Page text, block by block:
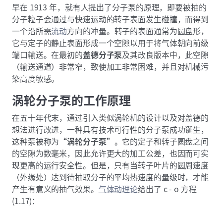
早在 1913 年，就有人提出了分子泵的原理，即要被抽的
分子粒子会通过与快速运动的转子表面发生碰撞，而得到
一个沿所需流动方向的冲量。转子的表面通常为圆盘形，
它与定子的静止表面形成一个空隙以用于将气体朝向前级
端口输送。在最初的盖德分子泵及其改良版本中，此空隙
（输送通道）非常窄，致使加工非常困难，并且对机械污
染高度敏感。
涡轮分子泵的工作原理
在五十年代末，通过引入类似涡轮机的设计以及对盖德的
想法进行改进，一种具有技术可行性的分子泵成功诞生，
这种泵被称为 “涡轮分子泵” 。它的定子和转子圆盘之间
的空隙为数毫米，因此允许更大的加工公差，也因而可实
现更高的运行安全性。但是，只有当转子叶片的圆周速度
（外缘处）达到待抽取分子的平均热速度的量级时，才能
产生有意义的抽气效果。 气体动理论给出了 c - o 方程
(1.17)：